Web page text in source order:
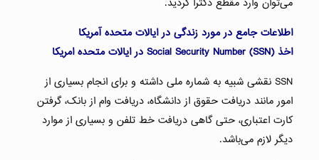
اطلاعات جامع در مورد زندگی در ایالات متحده آمریکا
اخذ Social Security Number (SSN) در ایالات متحده امریکا
SSN نقشی شبیه به شماره ملی داشته و برای انجام بسیاری از
امور مانند دریافت حقوق از دانشگاه، دریافت وام از بانک، گرفتن
کارت اعتباری، حتی گاهی دریافت خط تلفن و بسیاری از موارد
دیگر لازم می‌باشد.